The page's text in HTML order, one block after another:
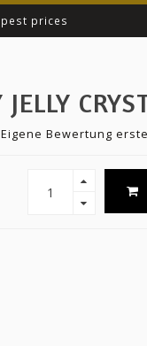
prices
Eigene Bewertung